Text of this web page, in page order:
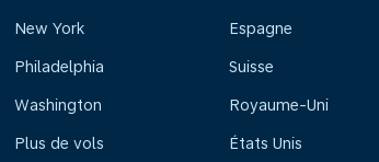
New York
Philadelphia
Washington
Plus de vols
Espagne
Suisse
Royaume-Uni
États Unis